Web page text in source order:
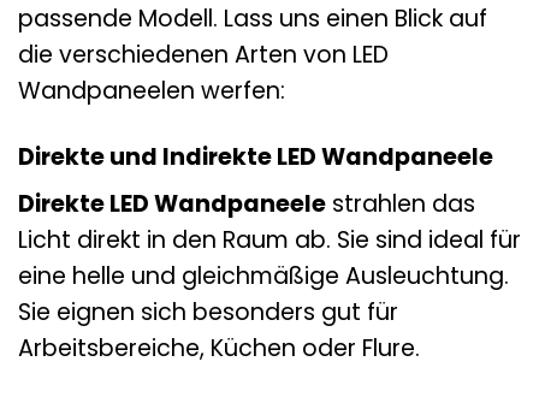
passende Modell. Lass uns einen Blick auf
die verschiedenen Arten von LED
Wandpaneelen werfen:
Direkte und Indirekte LED Wandpaneele
Direkte LED Wandpaneele strahlen das
Licht direkt in den Raum ab. Sie sind ideal für
eine helle und gleichmäßige Ausleuchtung.
Sie eignen sich besonders gut für
Arbeitsbereiche, Küchen oder Flure.